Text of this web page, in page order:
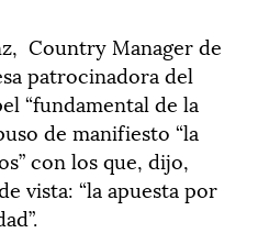
Country Manager de
patrocinadora del
“fundamental de la
de manifiesto “la
con los que, dijo,
vista: “la apuesta por